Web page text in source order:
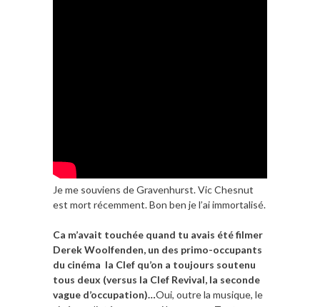
Je me souviens de Gravenhurst. Vic Chesnut
est mort récemment. Bon ben je l’ai immortalisé.
Ca m’avait touchée quand tu avais été filmer
Derek Woolfenden, un des primo-occupants
du cinéma la Clef qu’on a toujours soutenu
tous deux (versus la Clef Revival, la seconde
vague d’occupation)…Oui, outre la musique, le